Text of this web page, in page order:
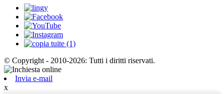
© Copyright - 2010-2026: Tutti i diritti riservati.
Invia e-mail
x